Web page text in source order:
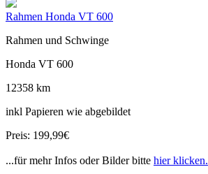
Rahmen Honda VT 600
Rahmen und Schwinge
Honda VT 600
12358 km
inkl Papieren wie abgebildet
Preis: 199,99€
...für mehr Infos oder Bilder bitte hier klicken.